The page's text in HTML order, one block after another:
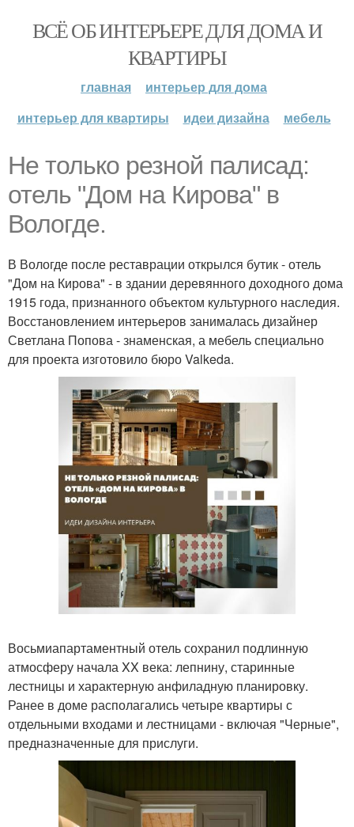
ВСЁ ОБ ИНТЕРЬЕРЕ ДЛЯ ДОМА И
КВАРТИРЫ
главная
интерьер для дома
интерьер для квартиры
идеи дизайна мебель
Не только резной палисад:
отель "Дом на Кирова" в
Вологде.
В Вологде после реставрации открылся бутик - отель
"Дом на Кирова" - в здании деревянного доходного дома
1915 года, признанного объектом культурного наследия.
Восстановлением интерьеров занималась дизайнер
Светлана Попова - знаменская, а мебель специально
для проекта изготовило бюро Valkeda.
Восьмиапартаментный отель сохранил подлинную
атмосферу начала XX века: лепнину, старинные
лестницы и характерную анфиладную планировку.
Ранее в доме располагались четыре квартиры с
отдельными входами и лестницами - включая "Черные",
предназначенные для прислуги.